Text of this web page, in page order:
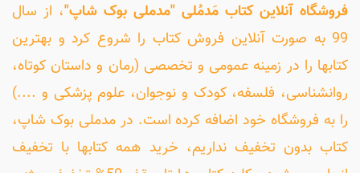
فروشگاه آنلاین کتاب مَدمُلی "مدملی بوک شاپ"، از سال
99 به صورت آنلاین فروش کتاب را شروع کرد و بهترین
کتابها را در زمینه عمومی و تخصصی (رمان و داستان کوتاه،
روانشناسی، فلسفه، کودک و نوجوان، علوم پزشکی و ....)
را به فروشگاه خود اضافه کرده است. در مدملی بوک شاپ،
کتاب بدون تخفیف نداریم، خرید همه کتابها با تخفیف